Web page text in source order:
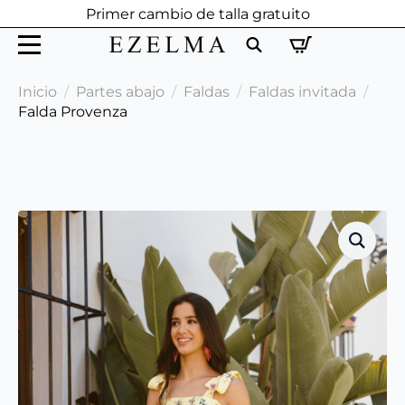
Primer cambio de talla gratuito
for:
Inicio Partes abajo Faldas
Faldas invitada
Falda Provenza